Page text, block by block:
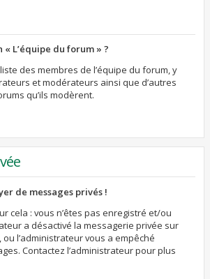
« L’équipe du forum » ?
des membres de l’équipe du forum, y
et modérateurs ainsi que d’autres
qu’ils modèrent.
de messages privés !
cela : vous n’êtes pas enregistré et/ou
a désactivé la messagerie privée sur
ou l’administrateur vous a empêché
Contactez l’administrateur pour plus